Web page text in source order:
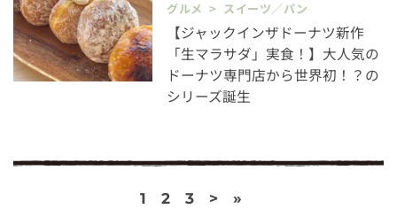
グルメ > スイーツ／パン
【ジャックインザドーナツ新作
「生マラサダ」実食！】大人気の
ドーナツ専門店から世界初！？の
シリーズ誕生
1 2 3 > »